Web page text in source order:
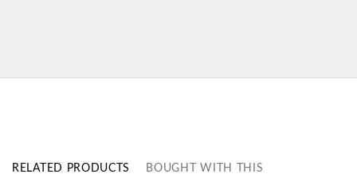
RELATED PRODUCTS BOUGHT WITH THIS